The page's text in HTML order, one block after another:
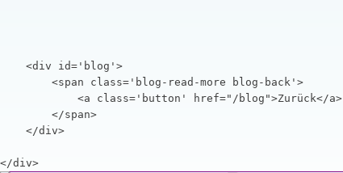
    <div id='blog'>
        <span class='blog-read-more blog-back'>
            <a class='button' href="/blog">Zurück</a>
        </span>
    </div>
</div>